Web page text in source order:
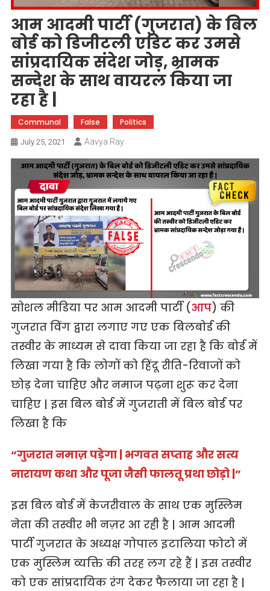
आम आदमी पार्टी (गुजरात) के बिल
बोर्ड को डिजीटली एडिट कर उमसे
सांप्रदायिक संदेश जोड़, भ्रामक
सन्देश के साथ वायरल किया जा
रहा है |
Communal False Politics
July 25, 2021 Aavya Ray
सोशल मीडिया पर आम आदमी पार्टी (आप) की
गुजरात विंग द्वारा लगाए गए एक बिलबोर्ड की
तस्वीर के माध्यम से दावा किया जा रहा है कि बोर्ड में
लिखा गया है कि लोगों को हिंदू रीति-रिवाजों को
छोड़ देना चाहिए और नमाज पढ़ना शुरू कर देना
चाहिए | इस बिल बोर्ड में गुजराती में बिल बोर्ड पर
लिखा है कि
“गुजरात नमाज़ पड़ेगा | भगवत सप्ताह और सत्य
नारायण कथा और पूजा जैसी फालतू प्रथा छोड़ो |”
इस बिल बोर्ड में केजरीवाल के साथ एक मुस्लिम
नेता की तस्वीर भी नज़र आ रही है | आम आदमी
पार्टी गुजरात के अध्यक्ष गोपाल इटालिया फोटो में
एक मुस्लिम व्यक्ति की तरह लग रहे हैं | इस तस्वीर
को एक सांप्रदायिक रंग देकर फैलाया जा रहा है |